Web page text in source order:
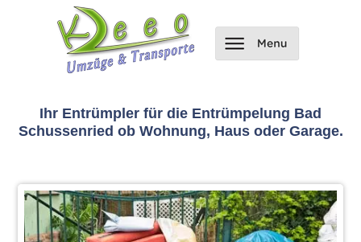
Ihr Entrümpler für die Entrümpelung Bad
Schussenried ob Wohnung, Haus oder Garage.